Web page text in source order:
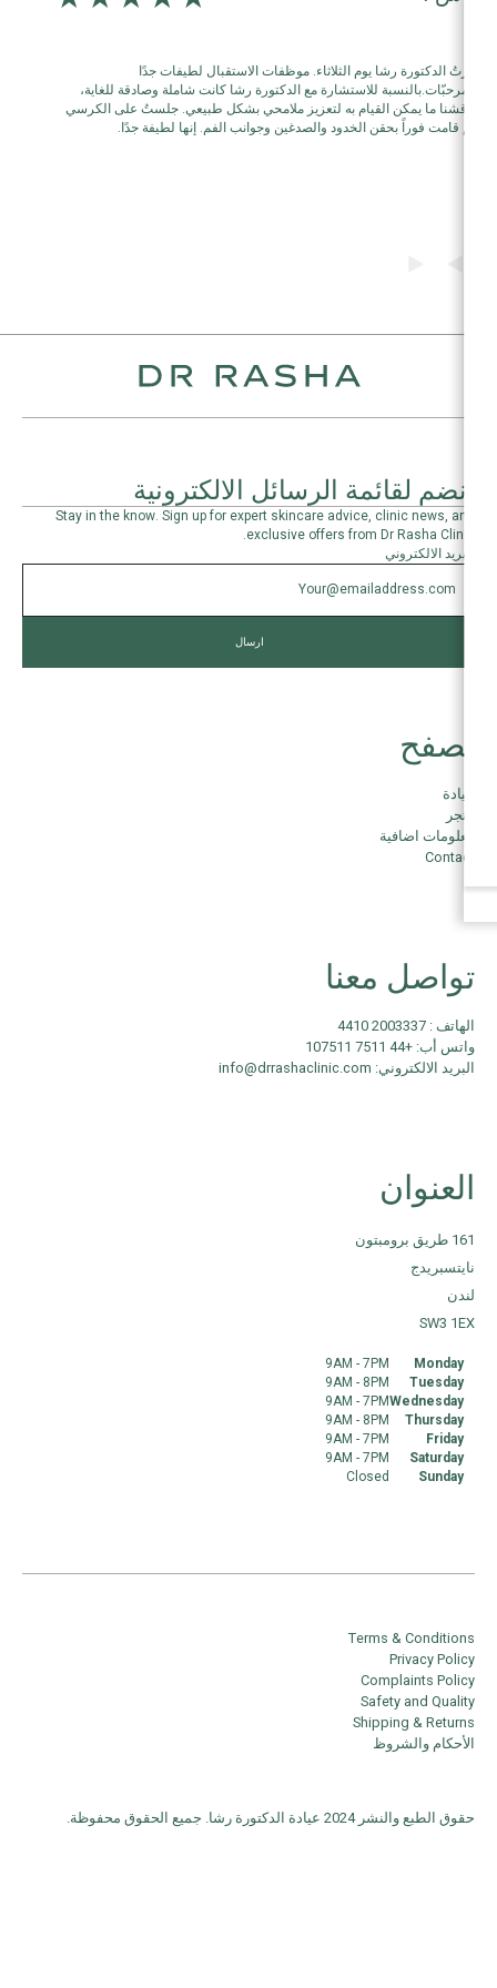
زرتُ الدكتورة رشا يوم الثلاثاء. موظفات الاستقبال لطيفات جدًا
ومرحبّات.بالنسبة للاستشارة مع الدكتورة رشا كانت شاملة وصادقة للغاية،
ناقشنا ما يمكن القيام به لتعزيز ملامحي بشكل طبيعي. جلستُ على الكرسي
ثم قامت فوراً بحقن الخدود والصدغين وجوانب الفم. إنها لطيفة جدًا.
انضم لقائمة الرسائل الالكترونية
Stay in the know. Sign up for expert skincare advice, clinic news, and
exclusive offers from Dr Rasha Clinic.
البريد الالكتروني
تصفح
عيادة
معلومات اضافية
Contact
تواصل معنا
الهاتف : 2003337 4410
واتس أب: +44 7511 107511
البريد الالكتروني: info@drrashaclinic.com
العنوان
نايتسبريدج
لندن
SW3 1EX
Monday
9AM - 7PM
Tuesday
9AM - 8PM
Wednesday
9AM - 7PM
Thursday
9AM - 8PM
Friday
9AM - 7PM
Saturday
9AM - 7PM
Sunday
Closed
Terms & Conditions
Privacy Policy
Complaints Policy
Safety and Quality
Shipping & Returns
الأحكام والشروظ
حقوق الطبع والنشر 2024 عيادة الدكتورة رشا. جميع الحقوق محفوظة.